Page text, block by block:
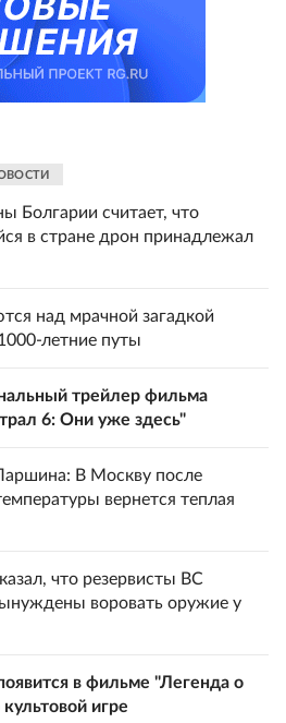
Болгарии считает, что
в стране дрон принадлежал
над мрачной загадкой
летние путы
трейлер фильма
6: Они уже здесь"
В Москву после
вернется теплая
что резервисты ВС
воровать оружие у
в фильме "Легенда о
игре